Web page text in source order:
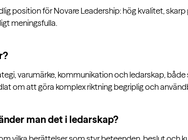
position för Novare Leadership: hög kvalitet,
meningsfulla.
varumärke, kommunikation och ledarskap,
om att göra komplex riktning begriplig och
man det i ledarskap?